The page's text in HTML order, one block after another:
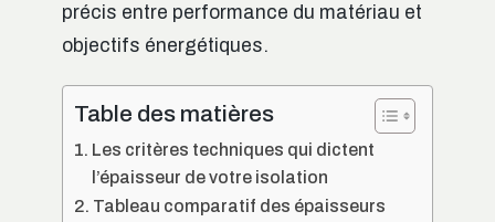
précis entre performance du matériau et
objectifs énergétiques.
Table des matières
Les critères techniques qui dictent
l’épaisseur de votre isolation
Tableau comparatif des épaisseurs